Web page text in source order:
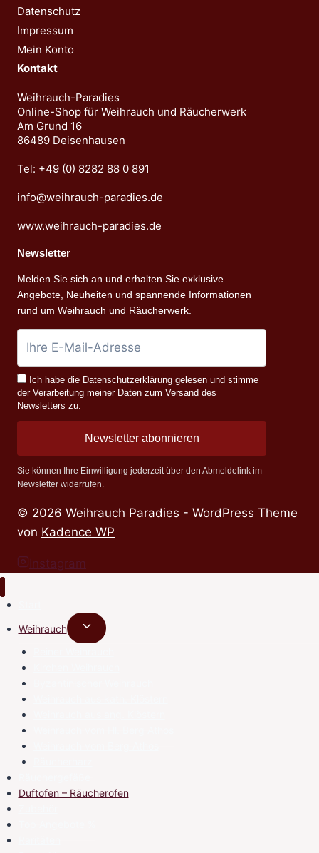
Datenschutz
Impressum
Mein Konto
Kontakt
Weihrauch-Paradies
Online-Shop für Weihrauch und Räucherwerk
Am Grund 16
86489 Deisenhausen
Tel: +49 (0) 8282 88 0 891
info@weihrauch-paradies.de
www.weihrauch-paradies.de
Newsletter
Melden Sie sich an und erhalten Sie exklusive
Angebote, Neuheiten und spannende Informationen
rund um Weihrauch und Räucherwerk.
Ich habe die Datenschutzerklärung gelesen und stimme
der Verarbeitung meiner Daten zum Versand des
Newsletters zu.
Newsletter abonnieren
Sie können Ihre Einwilligung jederzeit über den Abmeldelink im
Newsletter widerrufen.
© 2026 Weihrauch Paradies - WordPress Theme
von Kadence WP
Instagram
Weihrauch
Untermenü
umschalten
Duftofen – Räucherofen